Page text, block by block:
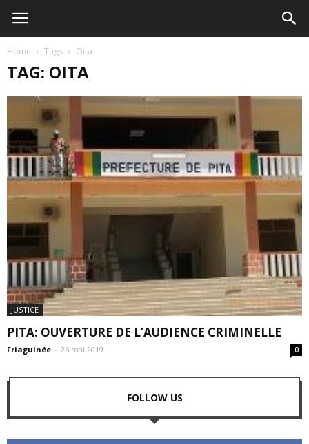
Home Tags Oita
TAG: OITA
JUSTICE
PITA: OUVERTURE DE L’AUDIENCE CRIMINELLE
Friaguinée - 26 mai 2019 0
FOLLOW US